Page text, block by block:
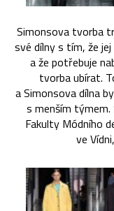
Simonsova tvorba
své dílny s tím, že
a že potřebuje
tvorba ubírat.
a Simonsova dílna
s menším
Fakulty Módního
ve